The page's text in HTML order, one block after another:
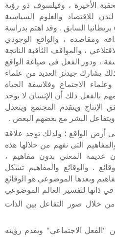
الأخيرة ، وفيلسوف ذو رؤية
للاقتصاد والعلوم السياسية
السابق . وقد اهتم بدراسة
ومقاصده ، والواقع الوجودي
، والمواقف الثاقبة الناتجة
، ودور الفعل فى صياغة الواقع
يشارك جيدنز العديد من علماء
الاجتماع وفلاسفة الحياة
بالفعل ذلك أن الإنسان لا يوجد
الإنتاج ويتقدم المجتمع ويتعدل
ويتفاعل البشر مع بعضهم البعض .
أرض الواقع ؛ ولذلك توجد علاقة
التى نفهم من خلالها هذه
عديمة المعني بدون مفاهيم ،
. والوقائع والمفاهيم تشكل
وبعدها الموضوعي هو الوقائع
ذاتها لتفسير العالم الموضوعي
من خلال صور التفاعل بين الذات
الاجتماعي" ويقدم رؤيته